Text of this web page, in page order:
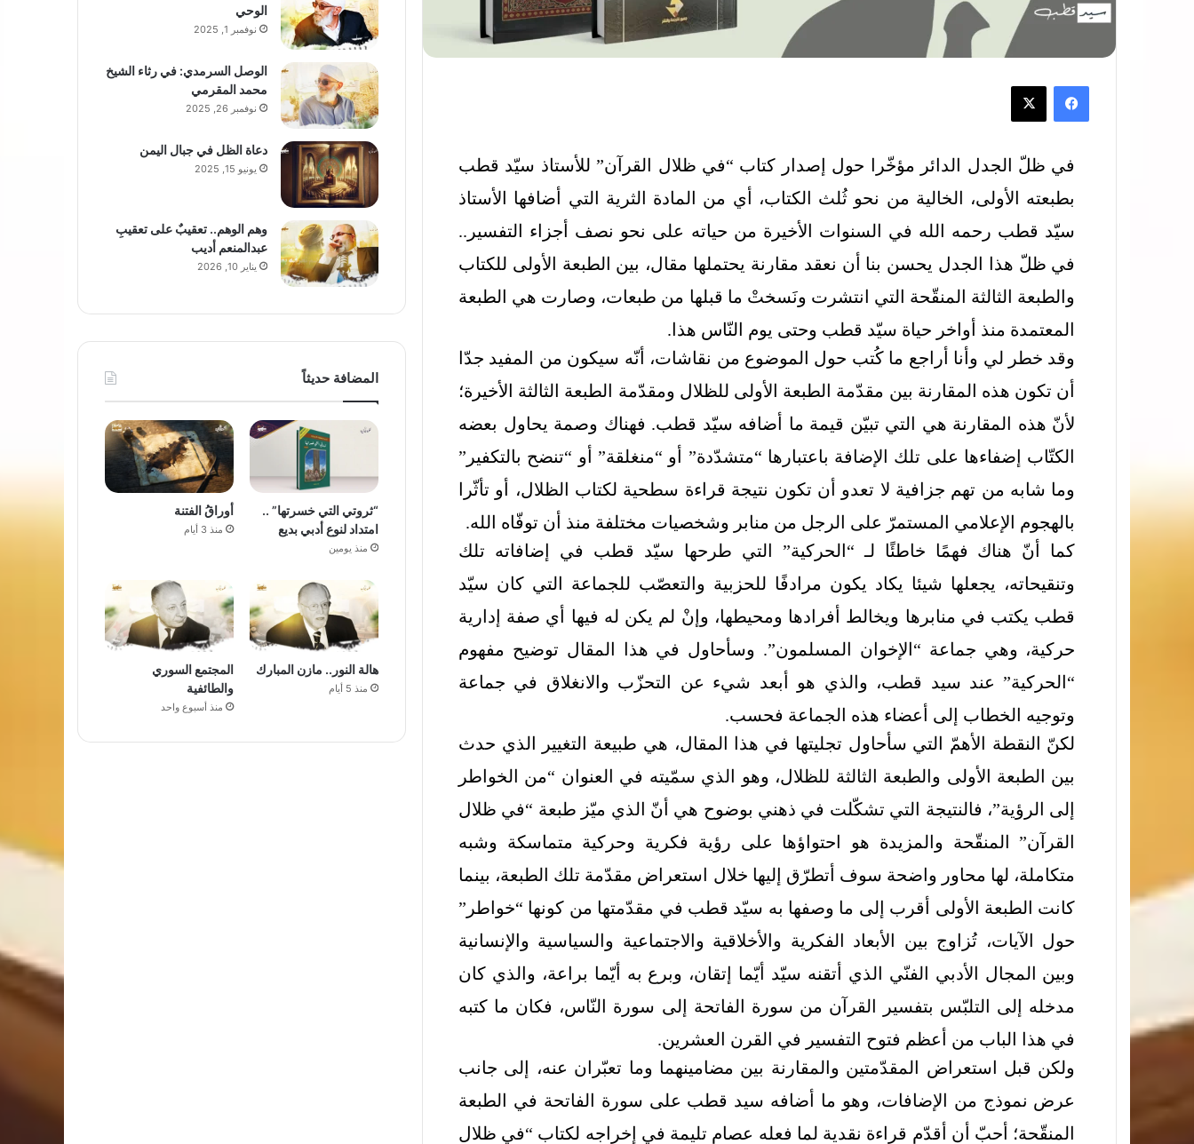
في ظلّ الجدل الدائر مؤخّرا حول إصدار كتاب “في ظلال القرآن” للأستاذ سيّد قطب
بطبعته الأولى، الخالية من نحو ثُلث الكتاب، أي من المادة الثرية التي أضافها الأستاذ
سيّد قطب رحمه الله في السنوات الأخيرة من حياته على نحو نصف أجزاء التفسير..
في ظلّ هذا الجدل يحسن بنا أن نعقد مقارنة يحتملها مقال، بين الطبعة الأولى للكتاب
والطبعة الثالثة المنقّحة التي انتشرت ونَسختْ ما قبلها من طبعات، وصارت هي الطبعة
المعتمدة منذ أواخر حياة سيّد قطب وحتى يوم النّاس هذا.
وقد خطر لي وأنا أراجع ما كُتب حول الموضوع من نقاشات، أنّه سيكون من المفيد جدّا
أن تكون هذه المقارنة بين مقدّمة الطبعة الأولى للظلال ومقدّمة الطبعة الثالثة الأخيرة؛
لأنّ هذه المقارنة هي التي تبيّن قيمة ما أضافه سيّد قطب. فهناك وصمة يحاول بعضه
الكتّاب إضفاءها على تلك الإضافة باعتبارها “متشدّدة” أو “منغلقة” أو “تنضح بالتكفير”
وما شابه من تهم جزافية لا تعدو أن تكون نتيجة قراءة سطحية لكتاب الظلال، أو تأثّرا
بالهجوم الإعلامي المستمرّ على الرجل من منابر وشخصيات مختلفة منذ أن توفّاه الله.
كما أنّ هناك فهمًا خاطئًا لـ “الحركية” التي طرحها سيّد قطب في إضافاته تلك
وتنقيحاته، يجعلها شيئا يكاد يكون مرادفًا للحزبية والتعصّب للجماعة التي كان سيّد
قطب يكتب في منابرها ويخالط أفرادها ومحيطها، وإنْ لم يكن له فيها أي صفة إدارية
حركية، وهي جماعة “الإخوان المسلمون”. وسأحاول في هذا المقال توضيح مفهوم
“الحركية” عند سيد قطب، والذي هو أبعد شيء عن التحزّب والانغلاق في جماعة
وتوجيه الخطاب إلى أعضاء هذه الجماعة فحسب.
لكنّ النقطة الأهمّ التي سأحاول تجليتها في هذا المقال، هي طبيعة التغيير الذي حدث
بين الطبعة الأولى والطبعة الثالثة للظلال، وهو الذي سمّيته في العنوان “من الخواطر
إلى الرؤية”، فالنتيجة التي تشكّلت في ذهني بوضوح هي أنّ الذي ميّز طبعة “في ظلال
القرآن” المنقّحة والمزيدة هو احتواؤها على رؤية فكرية وحركية متماسكة وشبه
متكاملة، لها محاور واضحة سوف أتطرّق إليها خلال استعراض مقدّمة تلك الطبعة، بينما
كانت الطبعة الأولى أقرب إلى ما وصفها به سيّد قطب في مقدّمتها من كونها “خواطر”
حول الآيات، تُزاوج بين الأبعاد الفكرية والأخلاقية والاجتماعية والسياسية والإنسانية
وبين المجال الأدبي الفنّي الذي أتقنه سيّد أيّما إتقان، وبرع به أيّما براعة، والذي كان
مدخله إلى التلبّس بتفسير القرآن من سورة الفاتحة إلى سورة النّاس، فكان ما كتبه
في هذا الباب من أعظم فتوح التفسير في القرن العشرين.
ولكن قبل استعراض المقدّمتين والمقارنة بين مضامينهما وما تعبّران عنه، إلى جانب
عرض نموذج من الإضافات، وهو ما أضافه سيد قطب على سورة الفاتحة في الطبعة
المنقّحة؛ أحبّ أن أقدّم قراءة نقدية لما فعله عصام تليمة في إخراجه لكتاب “في ظلال
الوحي
نوفمبر 1, 2025
الوصل السرمدي: في رثاء الشيخ
محمد المقرمي
نوفمبر 26, 2025
دعاة الظل في جبال اليمن
يونيو 15, 2025
وهم الوهم.. تعقيبٌ على تعقيبِ
عبدالمنعم أديب
يناير 10, 2026
المضافة حديثاً
“ثروتي التي خسرتها” ..
امتداد لنوع أدبي بديع
منذ يومين
أوراقُ الفتنة
منذ 3 أيام
هالة النور.. مازن المبارك
منذ 5 أيام
المجتمع السوري
والطائفية
منذ أسبوع واحد